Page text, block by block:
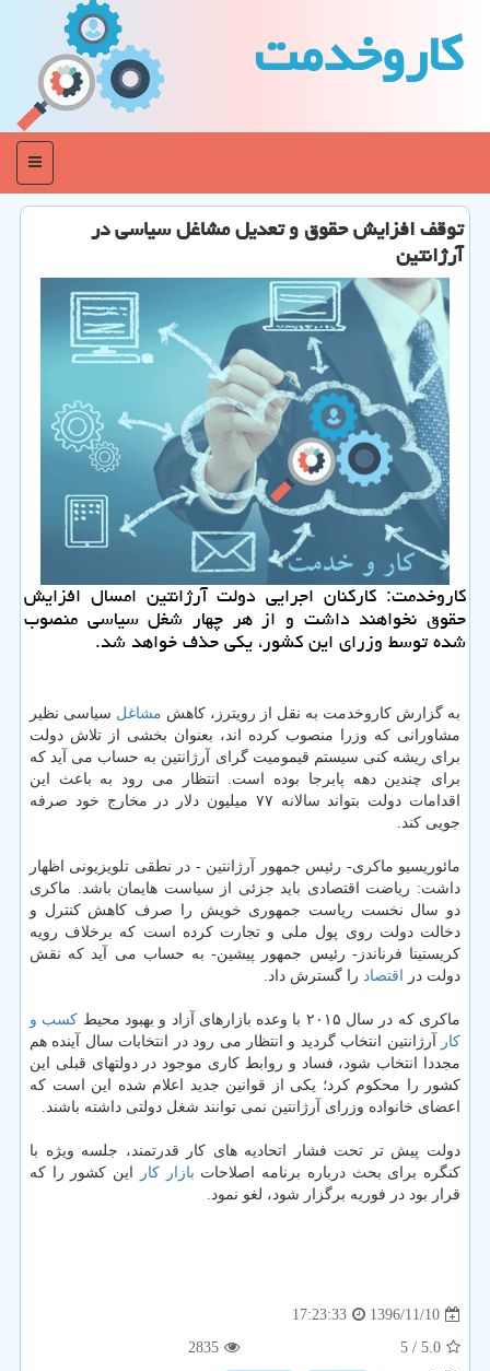
كاروخدمت
منو
توقف افزایش حقوق و تعدیل مشاغل سیاسی در
آرژانتین
كاروخدمت: كاركنان اجرایی دولت آرژانتین امسال افزایش
حقوق نخواهند داشت و از هر چهار شغل سیاسی منصوب
شده توسط وزرای این كشور، یكی حذف خواهد شد.
به گزارش كاروخدمت به نقل از رویترز، كاهش مشاغل سیاسی نظیر
مشاورانی كه وزرا منصوب كرده اند، بعنوان بخشی از تلاش دولت
برای ریشه كنی سیستم قیمومیت گرای آرژانتین به حساب می آید كه
برای چندین دهه پابرجا بوده است. انتظار می رود به باعث این
اقدامات دولت بتواند سالانه ۷۷ میلیون دلار در مخارج خود صرفه
جویی كند.
مائوریسیو ماكری- رئیس جمهور آرژانتین - در نطقی تلویزیونی اظهار
داشت: ریاضت اقتصادی باید جزئی از سیاست هایمان باشد. ماكری
دو سال نخست ریاست جمهوری خویش را صرف كاهش كنترل و
دخالت دولت روی پول ملی و تجارت كرده است كه برخلاف رویه
كریستینا فرناندز- رئیس جمهور پیشین- به حساب می آید كه نقش
دولت در اقتصاد را گسترش داد.
ماكری كه در سال ۲۰۱۵ با وعده بازارهای آزاد و بهبود محیط
كسب و
كار آرژانتین انتخاب گردید و انتظار می رود در انتخابات سال آینده هم
مجددا انتخاب شود، فساد و روابط كاری موجود در دولتهای قبلی این
كشور را محكوم كرد؛ یكی از قوانین جدید اعلام شده این است كه
اعضای خانواده وزرای آرژانتین نمی توانند شغل دولتی داشته باشند.
دولت پیش تر تحت فشار اتحادیه های كار قدرتمند، جلسه ویژه با
كنگره برای بحث درباره برنامه اصلاحات بازار كار
این كشور را كه
قرار بود در فوریه برگزار شود، لغو نمود.
1396/11/10
17:23:33
5.0
/ 5
2835